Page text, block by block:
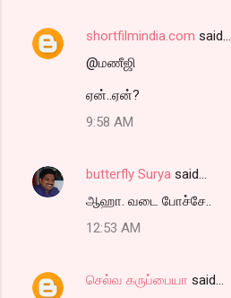
shortfilmindia.com said…
@மணீஜி
ஏன்..ஏன்?
9:58 AM
butterfly Surya said…
ஆஹா. வடை போச்சே..
12:53 AM
செல்வ கருப்பையா said…